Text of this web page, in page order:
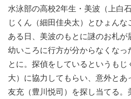
水泳部の高校2年生・美波（上白
じくん（細田佳央太）とひょんな
ある日、美波のもとに謎のお札が
幼いころに行方が分からなくなっ
とに。探偵をしているというも
大）に協力してもらい、意外とあ
友充（豊川悦司）を探し当てる。